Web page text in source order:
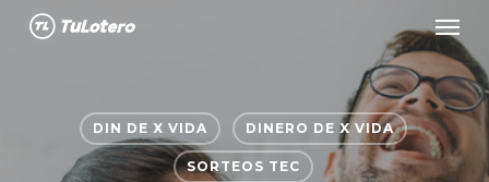
Skip
Menu
DIN DE X VIDA DINERO DE X VIDA
SORTEOS TEC